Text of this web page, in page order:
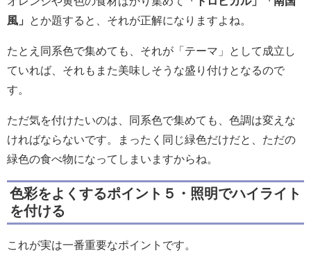
風」
とか題すると、それが正解になりますよね。
たとえ同系色で集めても、それが「テーマ」として成立し
ていれば、それもまた美味しそうな盛り付けとなるので
す。
ただ気を付けたいのは、同系色で集めても、色調は変えな
ければならないです。まったく同じ緑色だけだと、ただの
緑色の食べ物になってしまいますからね。
色彩をよくするポイント５・照明でハイライト
を付ける
これが実は一番重要なポイントです。